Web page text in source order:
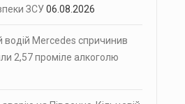
ЗСУ06.08.2026
водій Mercedes спричинив
2,57 проміле алкоголю